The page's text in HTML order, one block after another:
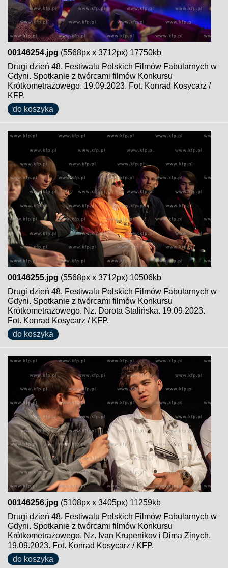
00146254.jpg (5568px x 3712px) 17750kb
Drugi dzień 48. Festiwalu Polskich Filmów Fabularnych w
Gdyni. Spotkanie z twórcami filmów Konkursu
Krótkometrażowego. 19.09.2023. Fot. Konrad Kosycarz /
KFP.
do koszyka
00146255.jpg (5568px x 3712px) 10506kb
Drugi dzień 48. Festiwalu Polskich Filmów Fabularnych w
Gdyni. Spotkanie z twórcami filmów Konkursu
Krótkometrażowego. Nz. Dorota Stalińska. 19.09.2023.
Fot. Konrad Kosycarz / KFP.
do koszyka
00146256.jpg (5108px x 3405px) 11259kb
Drugi dzień 48. Festiwalu Polskich Filmów Fabularnych w
Gdyni. Spotkanie z twórcami filmów Konkursu
Krótkometrażowego. Nz. Ivan Krupenikov i Dima Zinych.
19.09.2023. Fot. Konrad Kosycarz / KFP.
do koszyka